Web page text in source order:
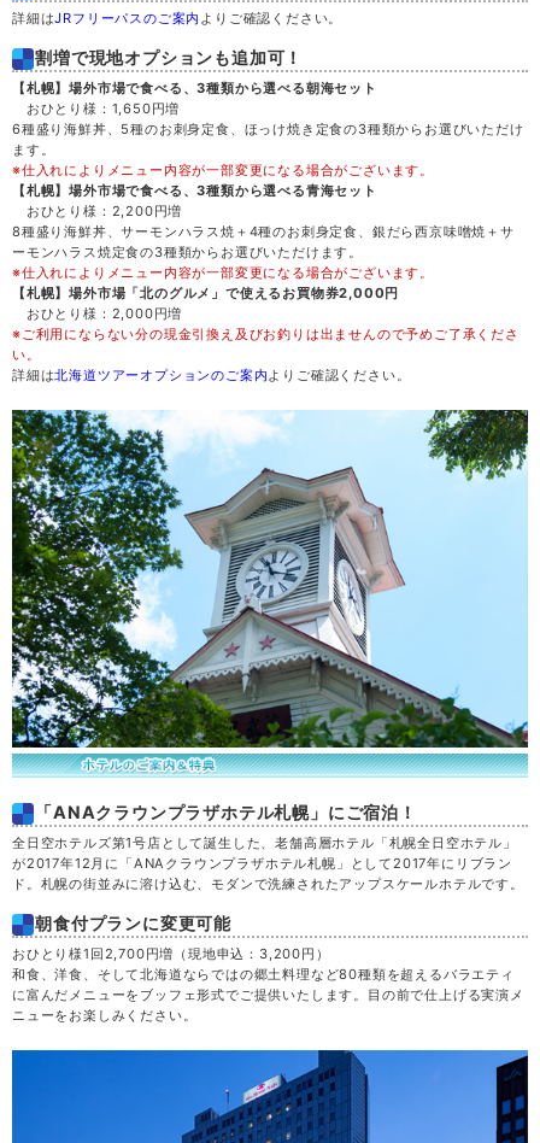
土 29
日 30
月 31
詳細はJRフリーパスのご案内 よりご確認ください。
割増で現地オプションも追加可！
【札幌】場外市場で食べる、3種類から選べる朝海セット
おひとり様：1,650円増
6種盛り海鮮丼、5種のお刺身定食、ほっけ焼き定食の3種類からお選びいただけ
ます。
※仕入れによりメニュー内容が一部変更になる場合がございます。
【札幌】場外市場で食べる、3種類から選べる青海セット
おひとり様：2,200円増
8種盛り海鮮丼、サーモンハラス焼＋4種のお刺身定食、銀だら西京味噌焼＋サ
ーモンハラス焼定食の3種類からお選びいただけます。
※仕入れによりメニュー内容が一部変更になる場合がございます。
【札幌】場外市場「北のグルメ」で使えるお買物券2,000円
おひとり様：2,000円増
※ご利用にならない分の現金引換え及びお釣りは出ませんので予めご了承くださ
い。
詳細は北海道ツアーオプションのご案内よりご確認ください。
「ANAクラウンプラザホテル札幌」にご宿泊！
全日空ホテルズ第1号店として誕生した、老舗高層ホテル「札幌全日空ホテル」
が2017年12月に「ANAクラウンプラザホテル札幌」として2017年にリブラン
ド。札幌の街並みに溶け込む、モダンで洗練されたアップスケールホテルです。
朝食付プランに変更可能
おひとり様1回2,700円増（現地申込：3,200円）
和食、洋食、そして北海道ならではの郷土料理など80種類を超えるバラエティ
に富んだメニューをブッフェ形式でご提供いたします。目の前で仕上げる実演メ
ニューをお楽しみください。